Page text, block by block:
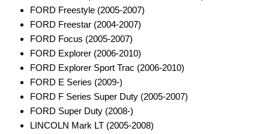
Bluetooth
CAN-BUS-Adapter
Cinch-Kabel
DAB+
Entriegelung
Entstörmaterial
FORD Freestyle (2005-2007)
FORD Freestar (2004-2007)
FORD Focus (2005-2007)
FORD Explorer (2006-2010)
FORD Explorer Sport Trac (2006-2010)
FORD E Series (2009-)
FORD F Series Super Duty (2005-2007)
FORD Super Duty (2008-)
LINCOLN Mark LT (2005-2008)